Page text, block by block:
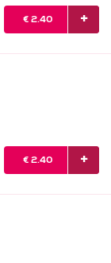
€ 2.40
€ 2.40